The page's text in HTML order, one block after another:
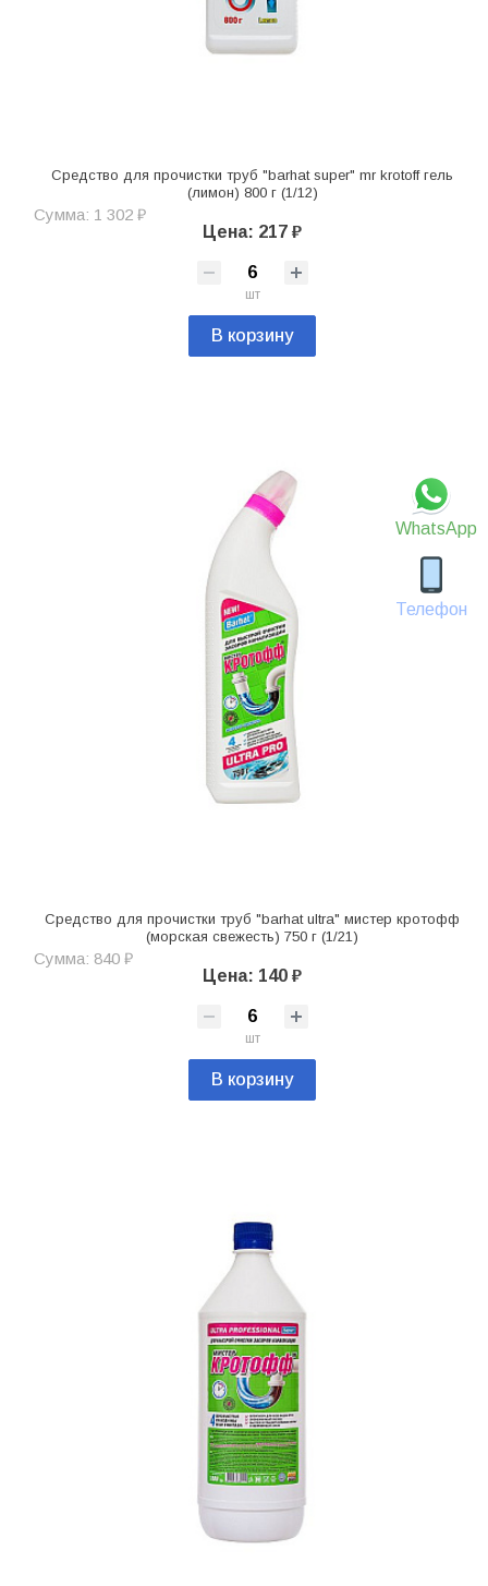
WhatsApp
Телефон
Средство для прочистки труб "barhat super" mr krotoff гель
(лимон) 800 г (1/12)
Сумма: 1 302 ₽
Цена: 217 ₽
шт
В корзину
Средство для прочистки труб "barhat ultra" мистер кротофф
(морская свежесть) 750 г (1/21)
Сумма: 840 ₽
Цена: 140 ₽
шт
В корзину